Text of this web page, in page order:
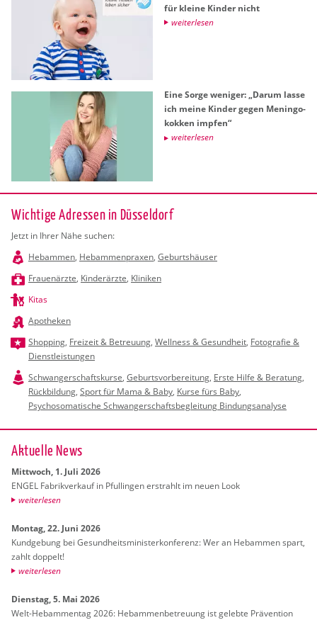
für klei­ne Kin­der nicht
wei­ter­le­sen
Eine Sorge we­ni­ger: „Darum lasse
ich meine Kin­der gegen Me­nin­go­
kok­ken imp­fen“
wei­ter­le­sen
Wichtige Adressen in Düsseldorf
Jetzt in Ihrer Nähe suchen:
Hebammen, Hebammenpraxen, Geburtshäuser
Frauenärzte, Kinderärzte, Kliniken
Kitas
Apotheken
Shopping, Freizeit & Betreuung, Wellness & Gesundheit, Fotografie &
Dienstleistungen
Schwangerschaftskurse, Geburtsvorbereitung, Erste Hilfe & Beratung,
Rückbildung, Sport für Mama & Baby, Kurse fürs Baby,
Psychosomatische Schwangerschaftsbegleitung Bindungsanalyse
Ak­tu­el­le News
Mitt­woch, 1. Juli 2026
ENGEL Fa­brik­ver­kauf in Pful­lin­gen er­strahlt im neuen Look
wei­ter­le­sen
Mon­tag, 22. Juni 2026
Kund­ge­bung bei Ge­sund­heits­mi­nis­ter­kon­fe­renz: Wer an Heb­am­men spart,
zahlt dop­pelt!
wei­ter­le­sen
Diens­tag, 5. Mai 2026
Welt-Heb­am­men­tag 2026: Heb­am­men­be­treu­ung ist ge­leb­te Prä­ven­ti­on